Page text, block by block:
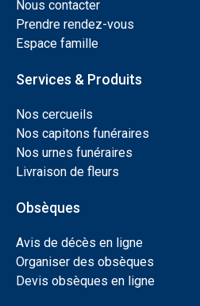
Nous contacter
Prendre rendez-vous
Espace famille
Services & Produits
Nos cercueils
Nos capitons funéraires
Nos urnes funéraires
Livraison de fleurs
Obsèques
Avis de décès en ligne
Organiser des obsèques
Devis obsèques en ligne